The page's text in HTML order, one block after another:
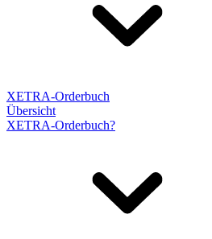
XETRA-Orderbuch
Übersicht
XETRA-Orderbuch?